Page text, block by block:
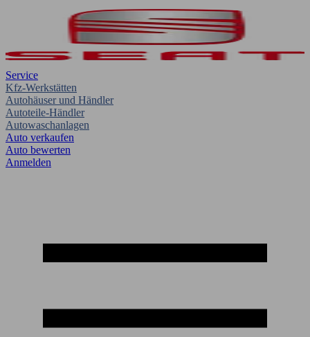
Service
Kfz-Werkstätten
Autohäuser und Händler
Autoteile-Händler
Autowaschanlagen
Auto verkaufen
Auto bewerten
Anmelden